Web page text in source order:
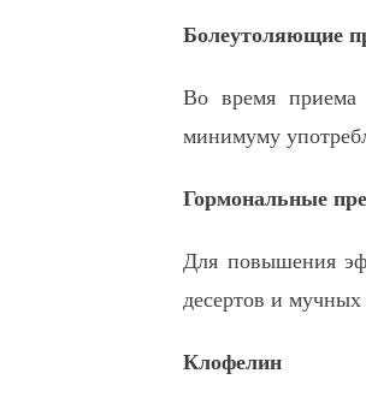
Болеутоляющие
Во время приема
минимуму
Гормональные
Для повышения
десертов и
Клофелин